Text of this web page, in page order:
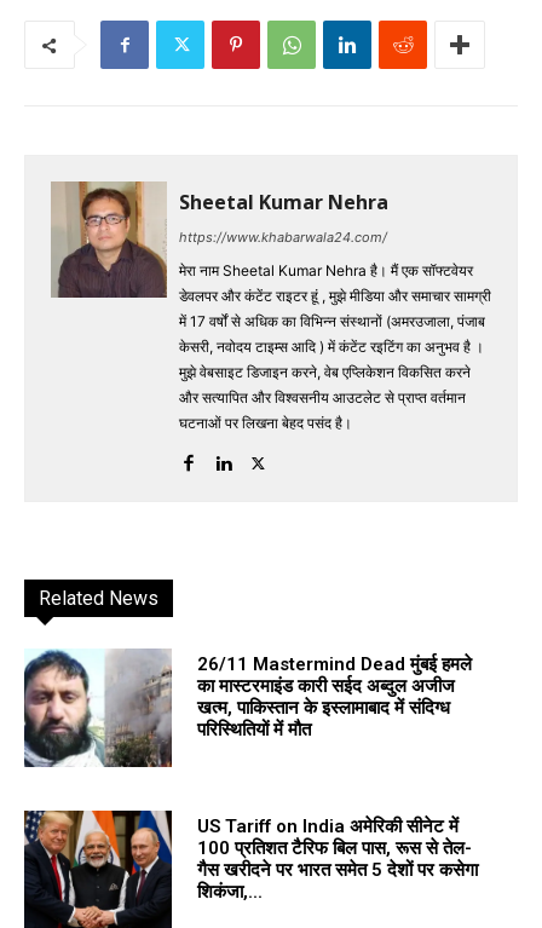
Sheetal Kumar Nehra
https://www.khabarwala24.com/
मेरा नाम Sheetal Kumar Nehra है। मैं एक सॉफ्टवेयर
डेवलपर और कंटेंट राइटर हूं , मुझे मीडिया और समाचार सामग्री
में 17 वर्षों से अधिक का विभिन्न संस्थानों (अमरउजाला, पंजाब
केसरी, नवोदय टाइम्स आदि ) में कंटेंट रइटिंग का अनुभव है ।
मुझे वेबसाइट डिजाइन करने, वेब एप्लिकेशन विकसित करने
और सत्यापित और विश्वसनीय आउटलेट से प्राप्त वर्तमान
घटनाओं पर लिखना बेहद पसंद है।
Related News
26/11 Mastermind Dead मुंबई हमले
का मास्टरमाइंड कारी सईद अब्दुल अजीज
खत्म, पाकिस्तान के इस्लामाबाद में संदिग्ध
परिस्थितियों में मौत
US Tariff on India अमेरिकी सीनेट में
100 प्रतिशत टैरिफ बिल पास, रूस से तेल-
गैस खरीदने पर भारत समेत 5 देशों पर कसेगा
शिकंजा,...